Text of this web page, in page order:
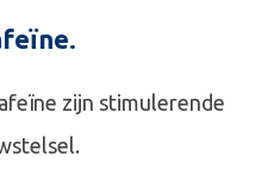
.
zijn stimulerende